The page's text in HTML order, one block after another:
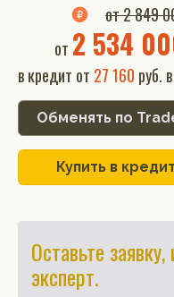
от 2 849
от 2 534
в кредит от 27 160 руб.
Обменять по
Купить в кредит
Оставьте
эксперт.